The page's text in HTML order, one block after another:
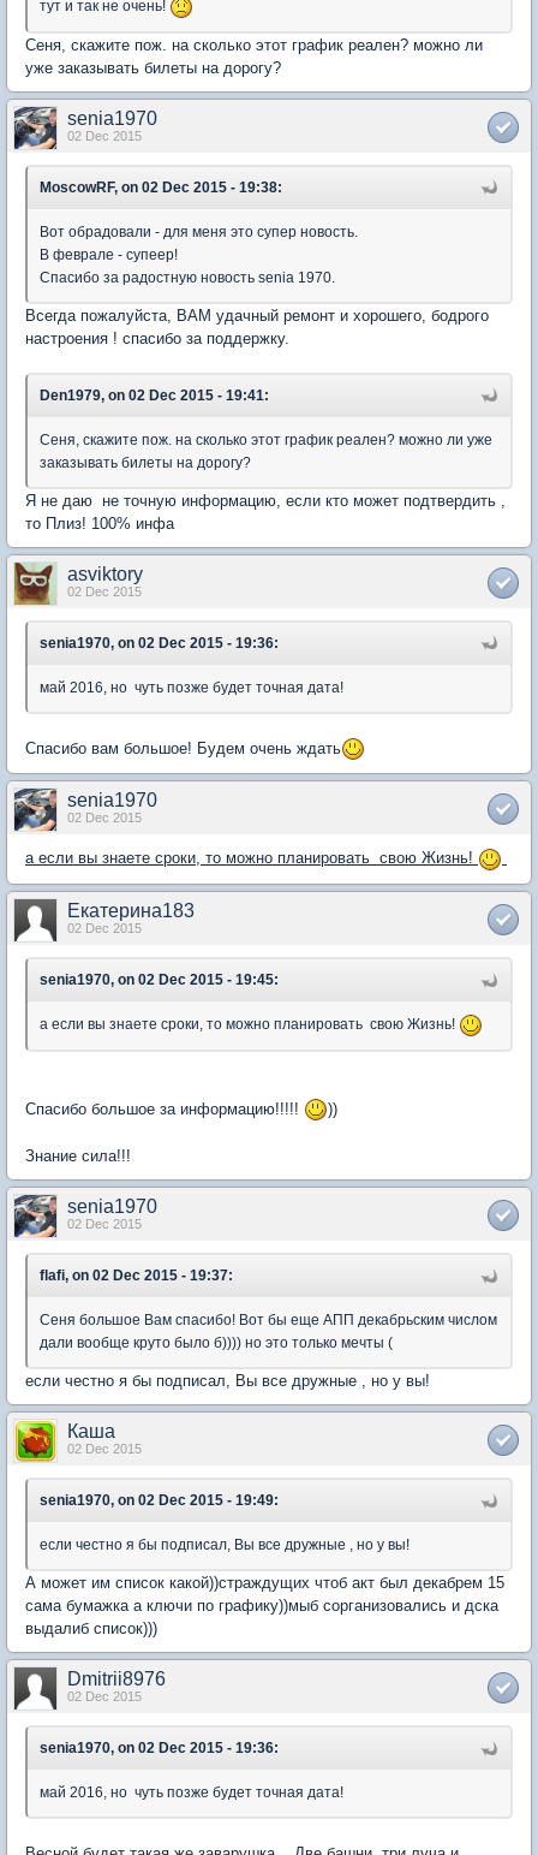
тут и так не очень!
Сеня, скажите пож. на сколько этот график реален? можно ли
уже заказывать билеты на дорогу?
senia1970
02 Dec 2015
MoscowRF, on 02 Dec 2015 - 19:38:
Вот обрадовали - для меня это супер новость.
В феврале - супеер!
Спасибо за радостную новость senia 1970.
Всегда пожалуйста, ВАМ удачный ремонт и хорошего, бодрого
настроения ! спасибо за поддержку.
Den1979, on 02 Dec 2015 - 19:41:
Сеня, скажите пож. на сколько этот график реален? можно ли уже
заказывать билеты на дорогу?
Я не даю не точную информацию, если кто может подтвердить ,
то Плиз! 100% инфа
asviktory
02 Dec 2015
senia1970, on 02 Dec 2015 - 19:36:
май 2016, но чуть позже будет точная дата!
Спасибо вам большое! Будем очень ждать
senia1970
02 Dec 2015
а если вы знаете сроки, то можно планировать свою Жизнь!
Екатерина183
02 Dec 2015
senia1970, on 02 Dec 2015 - 19:45:
а если вы знаете сроки, то можно планировать свою Жизнь!
Спасибо большое за информацию!!!!! ))
Знание сила!!!
senia1970
02 Dec 2015
flafi, on 02 Dec 2015 - 19:37:
Сеня большое Вам спасибо! Вот бы еще АПП декабрьским числом
дали вообще круто было б)))) но это только мечты (
если честно я бы подписал, Вы все дружные , но у вы!
Каша
02 Dec 2015
senia1970, on 02 Dec 2015 - 19:49:
если честно я бы подписал, Вы все дружные , но у вы!
А может им список какой))страждущих чтоб акт был декабрем 15
сама бумажка а ключи по графику))мыб сорганизовались и дска
выдалиб список)))
Dmitrii8976
02 Dec 2015
senia1970, on 02 Dec 2015 - 19:36:
май 2016, но чуть позже будет точная дата!